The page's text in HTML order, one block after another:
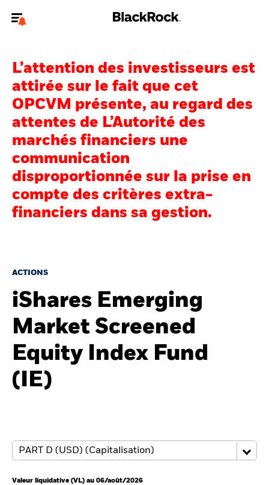
Pour accéder directement à un autre site BlackRock, veuillez mettre à
jourvotre type d'utilisateur
Nous connaître
Produits
Thèmes
Education
France
BlackRock
Aladdin
L’attention des investisseurs est
attirée sur le fait que cet
OPCVM présente, au regard des
attentes de L’Autorité des
marchés financiers une
communication
disproportionnée sur la prise en
compte des critères extra-
financiers dans sa gestion.
ACTIONS
iShares Emerging
Market Screened
Equity Index Fund
(IE)
Valeur liquidative (VL) au 06/août/2026